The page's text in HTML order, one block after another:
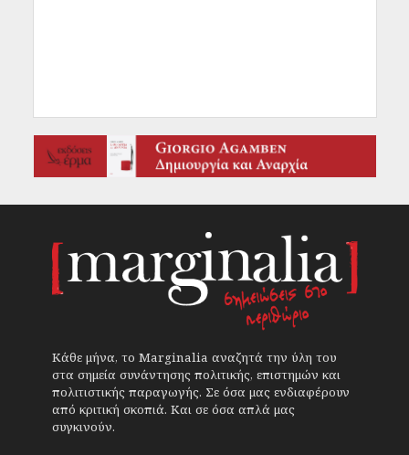
Κάθε μήνα, το Marginalia αναζητά την ύλη του
στα σημεία συνάντησης πολιτικής, επιστημών και
πολιτιστικής παραγωγής. Σε όσα μας ενδιαφέρουν
από κριτική σκοπιά. Και σε όσα απλά μας
συγκινούν.